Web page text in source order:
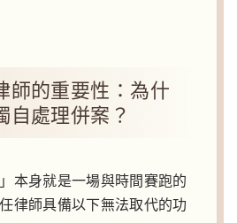
師的重要性：為什
自處理併案？
本身就是一場與時間賽跑的
律師具備以下無法取代的功